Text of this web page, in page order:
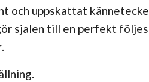
och uppskattat
sjalen till en perfekt